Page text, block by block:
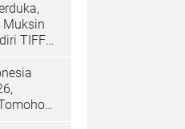
Muksin
TIFF